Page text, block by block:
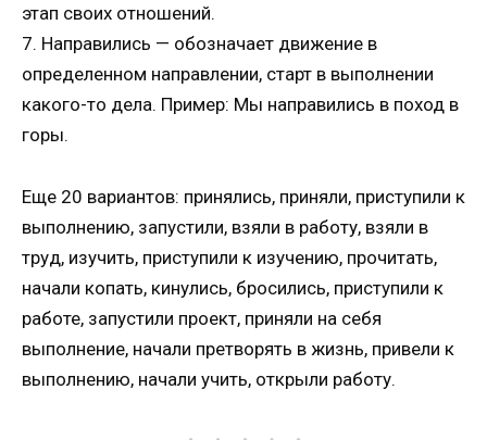
этап своих отношений.
7. Направились — обозначает движение в
определенном направлении, старт в выполнении
какого-то дела. Пример: Мы направились в поход в
горы.
Еще 20 вариантов: принялись, приняли, приступили к
выполнению, запустили, взяли в работу, взяли в
труд, изучить, приступили к изучению, прочитать,
начали копать, кинулись, бросились, приступили к
работе, запустили проект, приняли на себя
выполнение, начали претворять в жизнь, привели к
выполнению, начали учить, открыли работу.